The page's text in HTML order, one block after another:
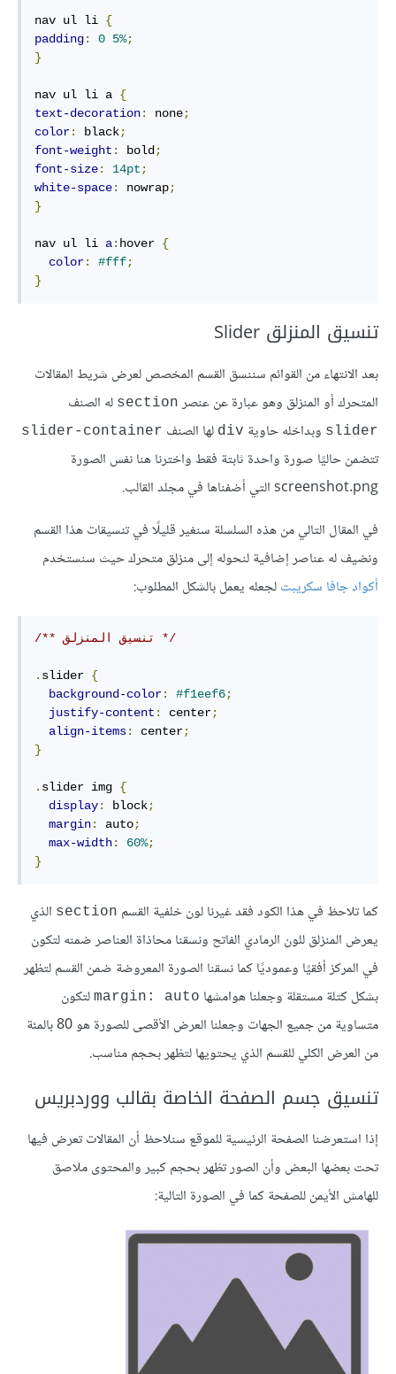
nav ul li {
padding: 0 5%;
}
nav ul li a {
text-decoration: none;
color: black;
font-weight : bold ;
font-size: 14pt ;
white-space: nowrap;
}
nav ul li a: hover {
color: #fff;
}
تنسيق المنزلق Slider
بعد الانتهاء من القوائم سننسق القسم المخصص لعرض شريط المقالات
المتحرك أو المنزلق وهو عبارة عن عنصر section له الصنف
slider وبداخله حاوية div لها الصنف slider-container
تتضمن حاليًا صورة واحدة ثابتة فقط واخترنا هنا نفس الصورة
screenshot.png التي أضفناها في مجلد القالب.
في المقال التالي من هذه السلسلة سنغير قليلًا في تنسيقات هذا القسم
ونضيف له عناصر إضافية لنحوله إلى منزلق متحرك حيث سنستخدم
أكواد جافا سكريبتلجعله يعمل بالشكل المطلوب:
/** تنسيق المنزلق */
. slider {
background-color: #f1eef6;
justify-content : center;
align-items: center;
}
. slider img {
display: block;
margin: auto;
max-width: 60%;
}
كما تلاحظ في هذا الكود فقد غيرنا لون خلفية القسم section الذي
يعرض المنزلق للون الرمادي الفاتح ونسقنا محاذاة العناصر ضمنه لتكون
في المركز أفقيًا وعموديًا كما نسقنا الصورة المعروضة ضمن القسم لتظهر
بشكل كتلة مستقلة وجعلنا هوامشها margin: auto لتكون
متساوية من جميع الجهات وجعلنا العرض الأقصى للصورة هو 80 بالمئة
من العرض الكلي للقسم الذي يحتويها لتظهر بحجم مناسب.
تنسيق جسم الصفحة الخاصة بقالب ووردبريس
إذا استعرضنا الصفحة الرئيسية للموقع سنلاحظ أن المقالات تعرض فيها
تحت بعضها البعض وأن الصور تظهر بحجم كبير والمحتوى ملاصق
للهامش الأيمن للصفحة كما في الصورة التالية: